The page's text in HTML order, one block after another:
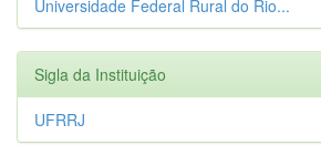
Universidade Federal Rural do Rio...
Sigla da Instituição
UFRRJ